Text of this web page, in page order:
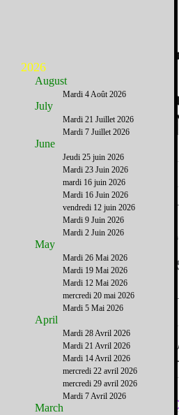
Voir cet email sur le site
Atlantic City, le temple
Le journal du French
2026
August
Mardi 4 Août 2026
July
Mardi 21 Juillet 2026
Mardi 7 Juillet 2026
June
Jeudi 25 juin 2026
Mardi 23 Juin 2026
mardi 16 juin 2026
Mardi 16 Juin 2026
vendredi 12 juin 2026
Mardi 9 Juin 2026
Mardi 2 Juin 2026
May
Mardi 26 Mai 2026
Mardi 19 Mai 2026
Mardi 12 Mai 2026
mercredi 20 mai 2026
Mardi 5 Mai 2026
April
Mardi 28 Avril 2026
Mardi 21 Avril 2026
Mardi 14 Avril 2026
mercredi 22 avril 2026
mercredi 29 avril 2026
Mardi 7 Avril 2026
March